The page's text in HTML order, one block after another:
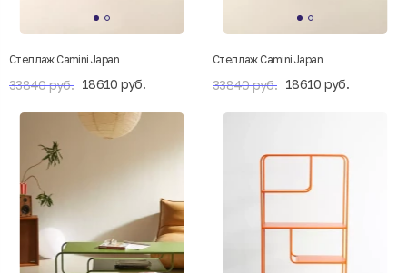
Стеллаж Camini Japan
33840 руб. 18610 руб.
Стеллаж Camini Japan
33840 руб. 18610 руб.